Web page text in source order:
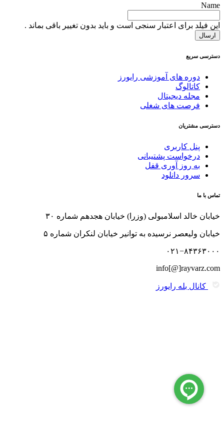
Name
این فیلد برای اعتبار سنجی است و باید بدون تغییر باقی بماند .
دسترسی سریع
دوره های آموزشی رایورز
کاتالوگ
مجله دیجیتال
فرصت های شغلی
دسترسی مشتریان
پنل کاربری
درخواست پشتیبانی
به روز آوری قفل
سرور دانلود
تماس با ما
خیابان خالد اسلامبولی (وزرا) خیابان هجدهم شماره ۳۰
خیابان ولیعصر نرسیده به توانیر خیابان لنکران شماره ۵
۰۲۱−۸۴۳۶۳۰۰۰
info[@]rayvarz.com
کانال بله رایورز